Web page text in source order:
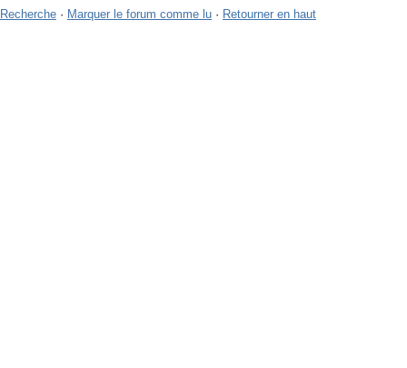
Recherche · Marquer le forum comme lu · Retourner en haut